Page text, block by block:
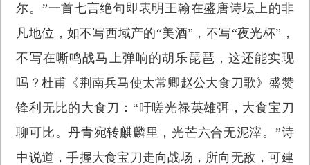
尔。”一首七言绝句即表明王翰在盛唐诗坛上的非
凡地位，如不写西域产的“美酒”，不写“夜光杯”，
不写在嘶鸣战马上弹响的胡乐琵琶，这还能实现
吗？杜甫《荆南兵马使太常卿赵公大食刀歌》盛赞
锋利无比的大食刀：“吁嗟光禄英雄弭，大食宝刀
聊可比。丹青宛转麒麟里，光芒六合无泥滓。”诗
中说道，手握大食宝刀走向战场，所向无敌，可建